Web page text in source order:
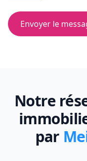
Envoyer le
Notre
par